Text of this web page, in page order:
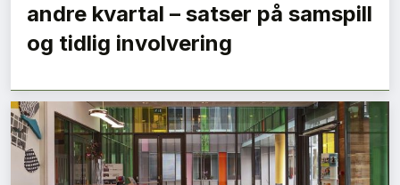
andre kvartal – satser på samspill
og tidlig involvering